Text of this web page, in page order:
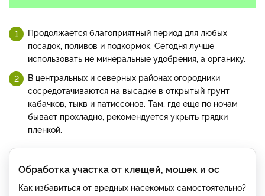
Продолжается благоприятный период для любых
посадок, поливов и подкормок. Сегодня лучше
использовать не минеральные удобрения, а органику.
В центральных и северных районах огородники
сосредотачиваются на высадке в открытый грунт
кабачков, тыкв и патиссонов. Там, где еще по ночам
бывает прохладно, рекомендуется укрыть грядки
пленкой.
Обработка участка от клещей, мошек и ос
Как избавиться от вредных насекомых самостоятельно?